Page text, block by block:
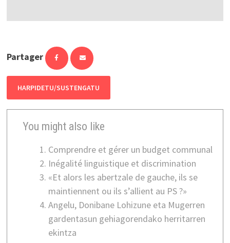
Partager
HARPIDETU/SUSTENGATU
You might also like
Comprendre et gérer un budget communal
Inégalité linguistique et discrimination
«Et alors les abertzale de gauche, ils se
maintiennent ou ils s’allient au PS ?»
Angelu, Donibane Lohizune eta Mugerren
gardentasun gehiagorendako herritarren
ekintza